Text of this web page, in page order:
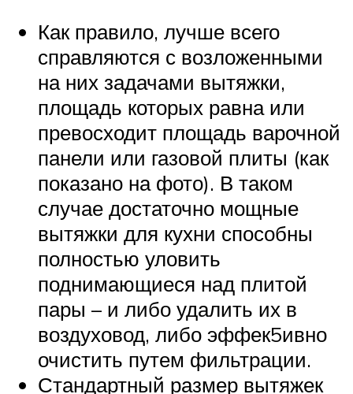
Как правило, лучше всего
справляются с возложенными
на них задачами вытяжки,
площадь которых равна или
превосходит площадь варочной
панели или газовой плиты (как
показано на фото). В таком
случае достаточно мощные
вытяжки для кухни способны
полностью уловить
поднимающиеся над плитой
пары – и либо удалить их в
воздуховод, либо эффек5ивно
очистить путем фильтрации.
Стандартный размер вытяжек